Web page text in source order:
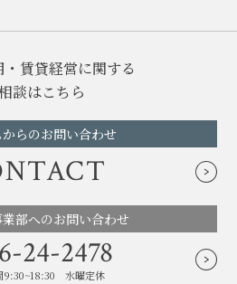
・賃貸経営に関する
談はこちら
からのお問い合わせ
部へのお問い合わせ
24-2478
9:30~18:30 水曜定休